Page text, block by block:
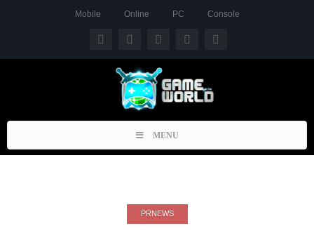
Mobile Online PC Console
Toggle
navigation
MENU
PRNEWS